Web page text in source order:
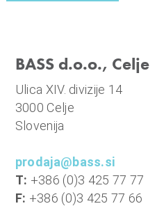
BASS d.o.o., Celje
Ulica XIV. divizije 14
3000 Celje
Slovenija
prodaja@bass.si
T: +386 (0)3 425 77 77
F: +386 (0)3 425 77 66